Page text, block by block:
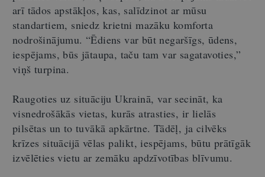
arī tādos apstākļos, kas, salīdzinot ar mūsu
standartiem, sniedz krietni mazāku komforta
nodrošinājumu. “Ēdiens var būt negaršīgs, ūdens,
iespējams, būs jātaupa, taču tam var sagatavoties,”
viņš turpina.
Raugoties uz situāciju Ukrainā, var secināt, ka
visnedrošākās vietas, kurās atrasties, ir lielās
pilsētas un to tuvākā apkārtne. Tādēļ, ja cilvēks
krīzes situācijā vēlas palikt, iespējams, būtu prātīgāk
izvēlēties vietu ar zemāku apdzīvotības blīvumu.